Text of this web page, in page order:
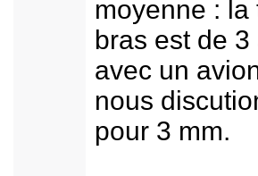
moyenne :
bras est de
avec un
nous
pour 3 mm.